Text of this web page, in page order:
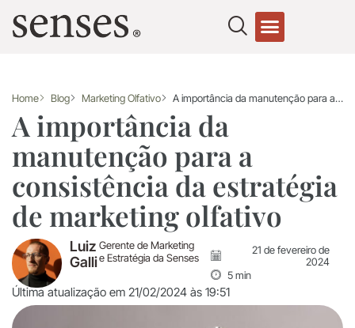
Home Blog Marketing Olfativo A importância da manutenção para a consistência da estratégia de marketing olfativo
A importância da
manutenção para a
consistência da estratégia
de marketing olfativo
Luiz
Galli
Gerente de Marketing
e Estratégia da Senses
21 de fevereiro de
2024
5 min
Última atualização em 21/02/2024 às 19:51